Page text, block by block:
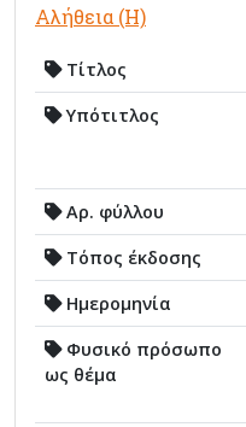
Αλήθεια (Η)
Τίτλος
Υπότιτλος
Αρ. φύλλου
Τόπος έκδοσης
Ημερομηνία
Φυσικό πρόσωπο
ως θέμα